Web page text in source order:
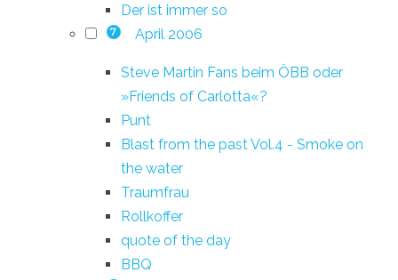
Der ist immer so
7 April 2006
Steve Martin Fans beim ÖBB oder
»Friends of Carlotta«?
Punt
Blast from the past Vol.4 - Smoke on
the water
Traumfrau
Rollkoffer
quote of the day
BBQ